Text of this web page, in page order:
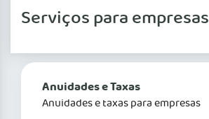
Serviços para empresas
Anuidades e Taxas
Anuidades e taxas para empresas